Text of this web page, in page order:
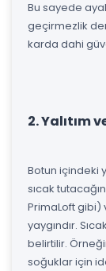
Bu sayede
geçirmezlik
karda dahi
2. Yalıtım
Botun içindeki
sıcak
PrimaLoft
yaygındır.
belirtilir.
soğuklar için